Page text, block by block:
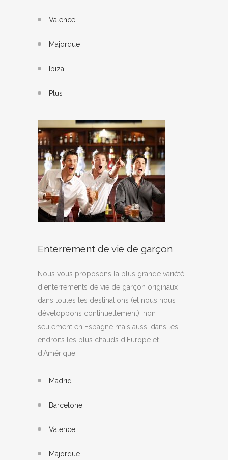
Valence
Majorque
Ibiza
Plus
Enterrement de vie de garçon
Nous vous proposons la plus grande variété
d'enterrements de vie de garçon originaux
dans toutes les destinations (et nous nous
développons continuellement), non
seulement en Espagne mais aussi dans les
endroits les plus chauds d'Europe et
d'Amérique.
Madrid
Barcelone
Valence
Majorque